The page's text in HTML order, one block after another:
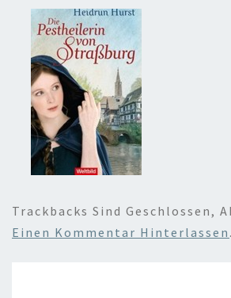
Trackbacks Sind Geschlossen,
Einen Kommentar Hinterlassen .